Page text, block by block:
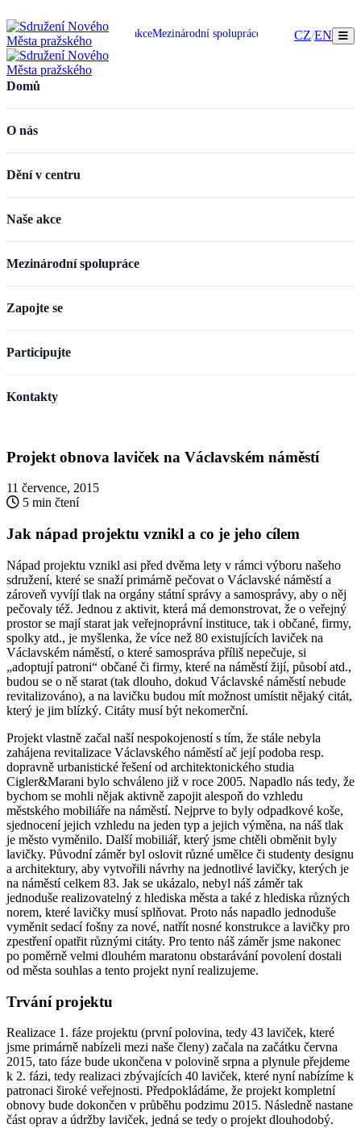
O násDění v centruNaše akceMezinárodní spolupráce Zapojte seParticipujte
CZ/EN
Domů
O nás
Dění v centru
Naše akce
Mezinárodní spolupráce
Zapojte se
Participujte
Kontakty
Projekt obnova laviček na Václavském náměstí
11 července, 2015
5 min čtení
Jak nápad projektu vznikl a co je jeho cílem
Nápad projektu vznikl asi před dvěma lety v rámci výboru našeho
sdružení, které se snaží primárně pečovat o Václavské náměstí a
zároveň vyvíjí tlak na orgány státní správy a samosprávy, aby o něj
pečovaly též. Jednou z aktivit, která má demonstrovat, že o veřejný
prostor se mají starat jak veřejnoprávní instituce, tak i občané, firmy,
spolky atd., je myšlenka, že více než 80 existujících laviček na
Václavském náměstí, o které samospráva příliš nepečuje, si
„adoptují patroni“ občané či firmy, které na náměstí žijí, působí atd.,
budou se o ně starat (tak dlouho, dokud Václavské náměstí nebude
revitalizováno), a na lavičku budou mít možnost umístit nějaký citát,
který je jim blízký. Citáty musí být nekomerční.
Projekt vlastně začal naší nespokojeností s tím, že stále nebyla
zahájena revitalizace Václavského náměstí ač její podoba resp.
dopravně urbanistické řešení od architektonického studia
Cigler&Marani bylo schváleno již v roce 2005. Napadlo nás tedy, že
bychom se mohli nějak aktivně zapojit alespoň do vzhledu
městského mobiliáře na náměstí. Nejprve to byly odpadkové koše,
sjednocení jejich vzhledu na jeden typ a jejich výměna, na náš tlak
je město vyměnilo. Další mobiliář, který jsme chtěli obměnit byly
lavičky. Původní záměr byl oslovit různé umělce či studenty designu
a architektury, aby vytvořili návrhy na jednotlivé lavičky, kterých je
na náměstí celkem 83. Jak se ukázalo, nebyl náš záměr tak
jednoduše realizovatelný z hlediska města a také z hlediska různých
norem, které lavičky musí splňovat. Proto nás napadlo jednoduše
vyměnit sedací fošny za nové, natřít nosné konstrukce a lavičky pro
zpestření opatřit různými citáty. Pro tento náš záměr jsme nakonec
po poměrně velmi dlouhém maratonu obstarávání povolení dostali
od města souhlas a tento projekt nyní realizujeme.
Trvání projektu
Realizace 1. fáze projektu (první polovina, tedy 43 laviček, které
jsme primárně nabízeli mezi naše členy) začala na začátku června
2015, tato fáze bude ukončena v polovině srpna a plynule přejdeme
k 2. fázi, tedy realizaci zbývajících 40 laviček, které nyní nabízíme k
patronaci široké veřejnosti. Předpokládáme, že projekt kompletní
obnovy bude dokončen v průběhu podzimu 2015. Následně nastane
část oprav a údržby laviček, jedná se tedy o projekt dlouhodobý.